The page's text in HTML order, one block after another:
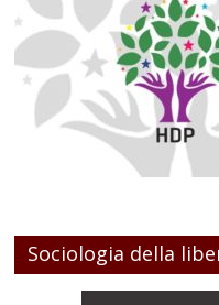
Sociologia della